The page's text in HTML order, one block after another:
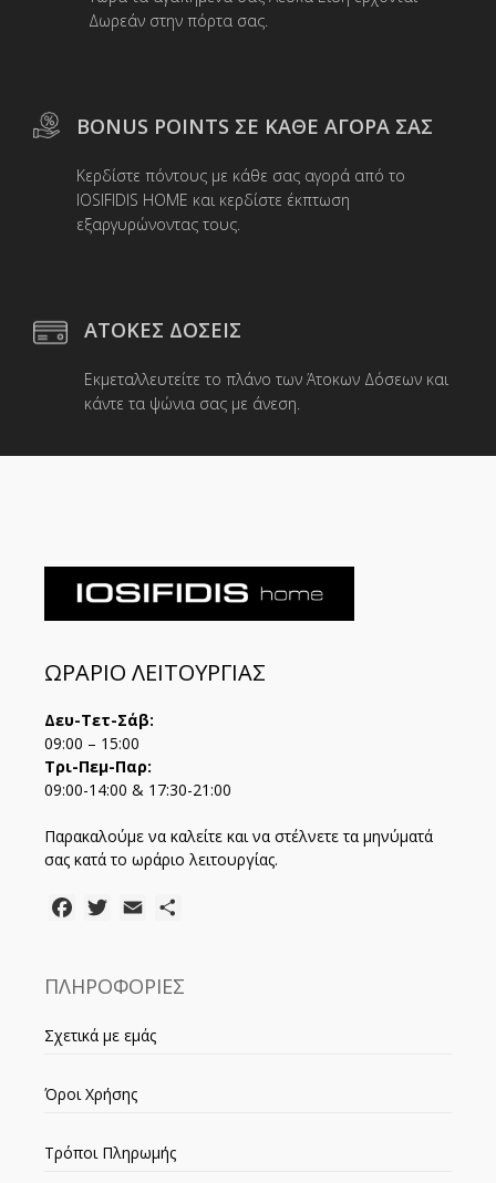
Δωρεάν στην πόρτα σας.
BONUS POINTS ΣΕ ΚΑΘΕ ΑΓΟΡΑ ΣΑΣ
Κερδίστε πόντους με κάθε σας αγορά από το
IOSIFIDIS HOME και κερδίστε έκπτωση
εξαργυρώνοντας τους.
ΑΤΟΚΕΣ ΔΟΣΕΙΣ
Εκμεταλλευτείτε το πλάνο των Άτοκων Δόσεων και
κάντε τα ψώνια σας με άνεση.
ΩΡΑΡΙΟ ΛΕΙΤΟΥΡΓΙΑΣ
Δευ-Τετ-Σάβ:
09:00 – 15:00
Τρι-Πεμ-Παρ:
09:00-14:00 & 17:30-21:00
Παρακαλούμε να καλείτε και να στέλνετε τα μηνύματά
σας κατά το ωράριο λειτουργίας.
FacebookTwitter
Email
ΠΛΗΡΟΦΟΡΙΕΣ
Σχετικά με εμάς
Όροι Χρήσης
Τρόποι Πληρωμής